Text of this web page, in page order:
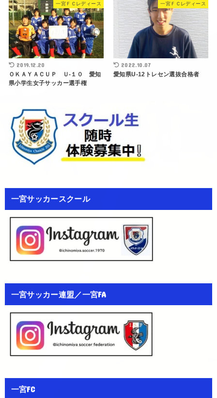
一宮ＦＣレディース
2019.12.20
ＯＫＡＹＡＣＵＰ Ｕ-１０ 愛知
県小学生女子サッカー選手権
一宮ＦＣレディース
2022.10.07
愛知県U-12トレセン選抜合格者
一宮サッカースクール
一宮サッカー連盟／一宮FA
一宮FC